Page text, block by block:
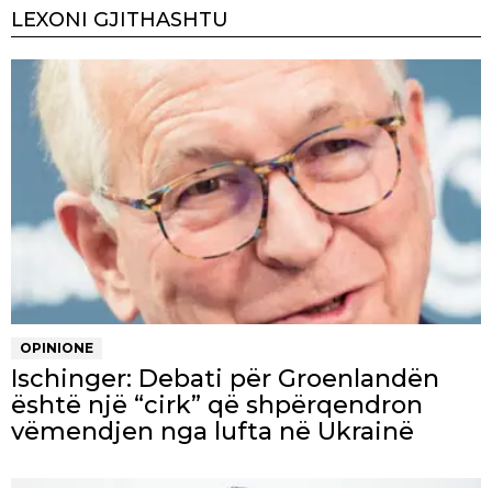
LEXONI GJITHASHTU
OPINIONE
Ischinger: Debati për Groenlandën
është një “cirk” që shpërqendron
vëmendjen nga lufta në Ukrainë